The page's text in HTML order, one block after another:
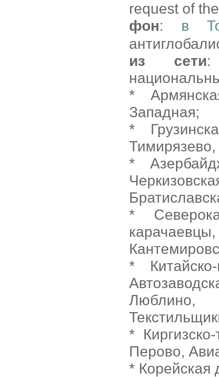
request of
фон: в
из сети:
*
Западная;
*
Тимирязево,
*
*
*
Люблино,
*
Перово,
*